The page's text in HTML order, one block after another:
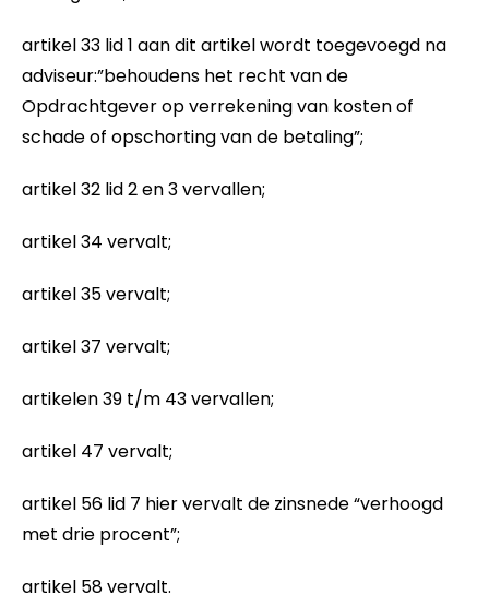
artikel 33 lid 1 aan dit artikel wordt toegevoegd na
adviseur:”behoudens het recht van de
Opdrachtgever op verrekening van kosten of
schade of opschorting van de betaling”;
artikel 32 lid 2 en 3 vervallen;
artikel 34 vervalt;
artikel 35 vervalt;
artikel 37 vervalt;
artikelen 39 t/m 43 vervallen;
artikel 47 vervalt;
artikel 56 lid 7 hier vervalt de zinsnede “verhoogd
met drie procent”;
artikel 58 vervalt.